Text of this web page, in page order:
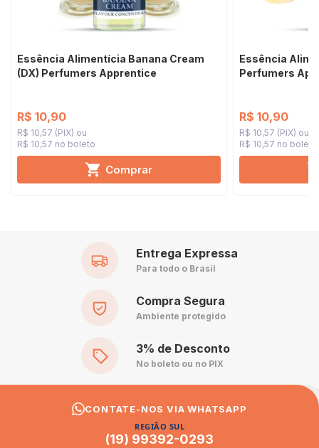
Essência Alimentícia Banana Cream
(DX) Perfumers Apprentice
R$ 10,90
R$ 10,57 (PIX)
R$ 10,57 no boleto
Comprar
Essência
Perfumers
R$ 10,90
R$ 10,57 (PIX)
R$ 10,57 no boleto
CONTATE-NOS VIA WHATSAPP
REGIÃO SUL
(19) 99392-0293
Entrega Expressa
Para todo o Brasil
Compra Segura
Ambiente protegido
3% de Desconto
No boleto ou no PIX